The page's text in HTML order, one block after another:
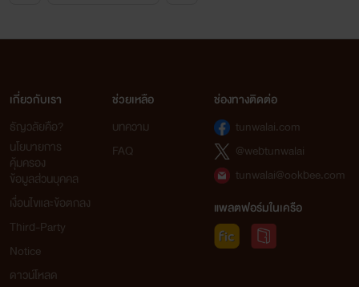
เกี่ยวกับเรา
ธัญวลัยคือ?
นโยบายการ
คุ้มครอง
ข้อมูลส่วนบุคคล
เงื่อนไขและข้อตกลง
Third-Party
Notice
ดาวน์โหลด
ช่วยเหลือ
บทความ
FAQ
ช่องทางติดต่อ
tunwalai.com
@webtunwalai
tunwalai@ookbee.com
แพลตฟอร์มในเครือ